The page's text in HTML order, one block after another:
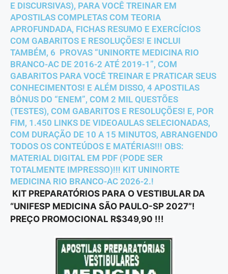
E DISCURSIVAS), PARA VOCÊ TREINAR EM
APOSTILAS COMPLETAS COM TEORIA
APROFUNDADA, FICHAS RESUMO E EXERCÍCIOS
COM GABARITOS E RESOLUÇÕES! E INCLUI
TAMBÉM, 6 PROVAS “UNINORTE MEDICINA RIO
BRANCO-AC DE 2016-2 ATÉ 2019-1”, COM
GABARITOS PARA VOCÊ TREINAR E PRATICAR SEUS
CONHECIMENTOS! E ALÉM DISSO, 4 APOSTILAS
BÔNUS DO “ENEM”, COM 2 MIL QUESTÕES
(TESTES), COM GABARITOS E RESOLUÇÕES! E, POR
FIM, 1.450 LINKS DE VIDEOAULAS SELECIONADAS,
COM DURAÇÃO DE 10 A 15 MINUTOS, ABRANGENDO
TODOS OS CONTEÚDOS E MATÉRIAS!!! OBS:
MATERIAL DIGITAL EM PDF (PODE SER
TOTALMENTE IMPRESSO)!!! KIT UNINORTE
MEDICINA RIO BRANCO-AC 2026-2.!
KIT PREPARATÓRIOS PARA O VESTIBULAR DA
“UNIFESP MEDICINA SÃO PAULO-SP 2027”!
PREÇO PROMOCIONAL R$349,90 !!!